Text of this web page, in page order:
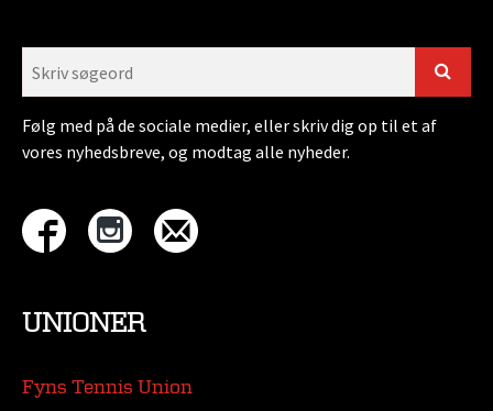
Følg med på de sociale medier, eller skriv dig op til et af
vores nyhedsbreve, og modtag alle nyheder.
UNIONER
Fyns Tennis Union